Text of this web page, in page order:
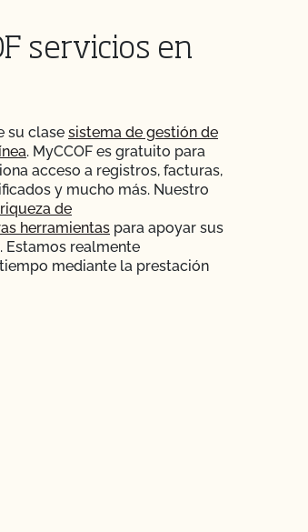
servicios en
su clase sistema de gestión de
. MyCCOF es gratuito para
acceso a registros, facturas,
y mucho más. Nuestro
riqueza de
herramientas para apoyar sus
Estamos realmente
mediante la prestación